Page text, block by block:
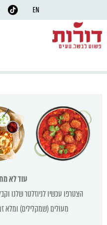
EN
עוד לא
הצטרפו עכשיו לניוזלטר שלנו
מעולים (שמקלילים) ומלא